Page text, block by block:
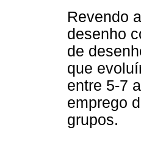
Revendo
desenho
de
que
entre 5-7
emprego
grupos.